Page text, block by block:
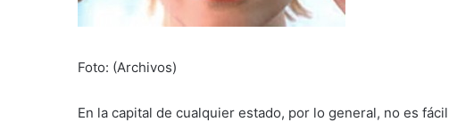
Foto: (Archivos)
En la capital de cualquier estado, por lo general, no es